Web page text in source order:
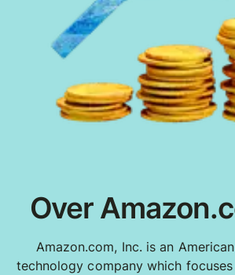
Over
Amazon.com, Inc. is an
technology company which